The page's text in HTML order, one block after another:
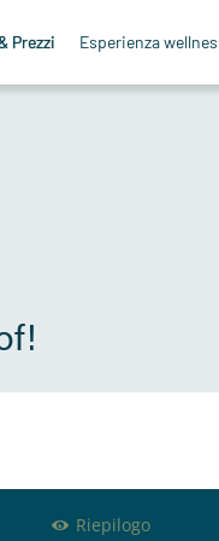
Prezzi Esperienza
Riepilogo